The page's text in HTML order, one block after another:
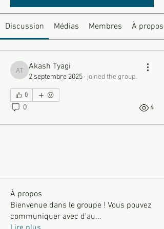
Discussion Médias Membres À propos
Akash Tyagi
Akash Tyagi
2 septembre 2025 · joined the group.
0
0 4
À propos
Bienvenue dans le groupe ! Vous pouvez
communiquer avec d'au...